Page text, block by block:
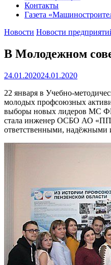
Контакты
Газета
Новости Новости
В Молодежном
24.01.202024.01.2020
22 января в Учебно-
молодых профсоюзных
выборы новых лидеров МС
стала инженер ОСБО АО
ответственными, надёжными